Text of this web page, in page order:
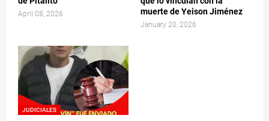
April 08, 2026
muerte de Yeison Jiménez
January 20, 2026
JUDICIALES